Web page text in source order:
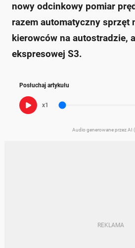
nowy odcinkowy pomiar
razem automatyczny sprzęt
kierowców na autostradzie,
ekspresowej S3.
Posłuchaj artykułu
x1
Audio generowane przez AI